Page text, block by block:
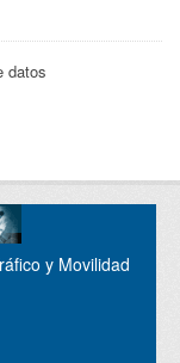
datos
y Movilidad